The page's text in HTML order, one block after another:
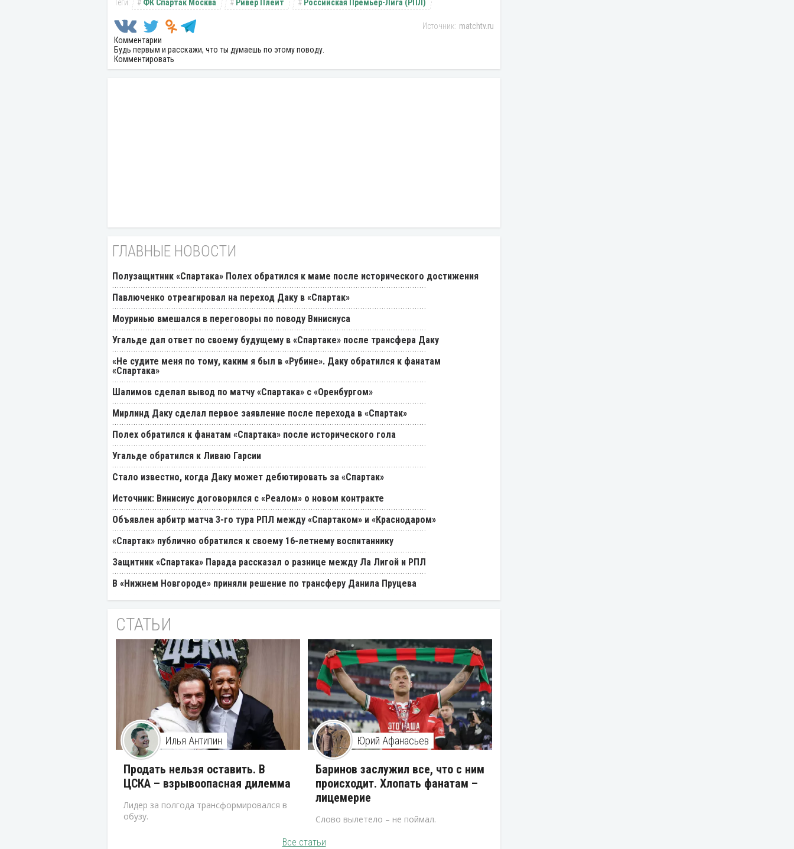
ФК Спартак Москва Ривер Плейт Российская Премьер-Лига (РПЛ)
matchtv.ru
Комментарии
Будь первым и расскажи, что ты думаешь по этому поводу.
Комментировать
ГЛАВНЫЕ НОВОСТИ
Полузащитник «Спартака» Полех обратился к маме после исторического достижения
Павлюченко отреагировал на переход Даку в «Спартак»
Моуринью вмешался в переговоры по поводу Винисиуса
Угальде дал ответ по своему будущему в «Спартаке» после трансфера Даку
«Не судите меня по тому, каким я был в «Рубине». Даку обратился к фанатам
«Спартака»
Шалимов сделал вывод по матчу «Спартака» с «Оренбургом»
Мирлинд Даку сделал первое заявление после перехода в «Спартак»
Полех обратился к фанатам «Спартака» после исторического гола
Угальде обратился к Ливаю Гарсии
Стало известно, когда Даку может дебютировать за «Спартак»
Источник: Винисиус договорился с «Реалом» о новом контракте
Объявлен арбитр матча 3-го тура РПЛ между «Спартаком» и «Краснодаром»
«Спартак» публично обратился к своему 16-летнему воспитаннику
Защитник «Спартака» Парада рассказал о разнице между Ла Лигой и РПЛ
В «Нижнем Новгороде» приняли решение по трансферу Данила Пруцева
СТАТЬИ
Илья Антипин
Продать нельзя оставить. В
ЦСКА – взрывоопасная дилемма
Лидер за полгода трансформировался в
обузу.
Юрий Афанасьев
Баринов заслужил все, что с ним
происходит. Хлопать фанатам –
лицемерие
Слово вылетело – не поймал.
Все статьи